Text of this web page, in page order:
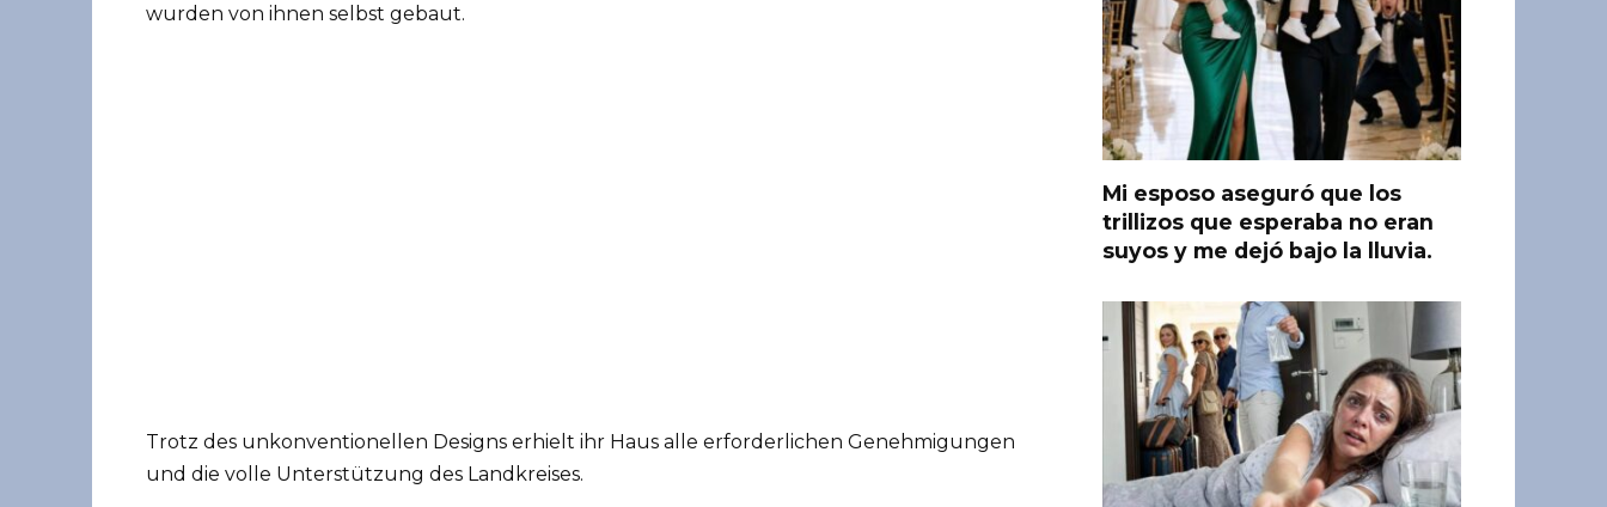
wurden von ihnen selbst gebaut.
Trotz des unkonventionellen Designs erhielt ihr Haus alle erforderlichen Genehmigungen
und die volle Unterstützung des Landkreises.
Mi esposo aseguró que los
trillizos que esperaba no eran
suyos y me dejó bajo la lluvia.